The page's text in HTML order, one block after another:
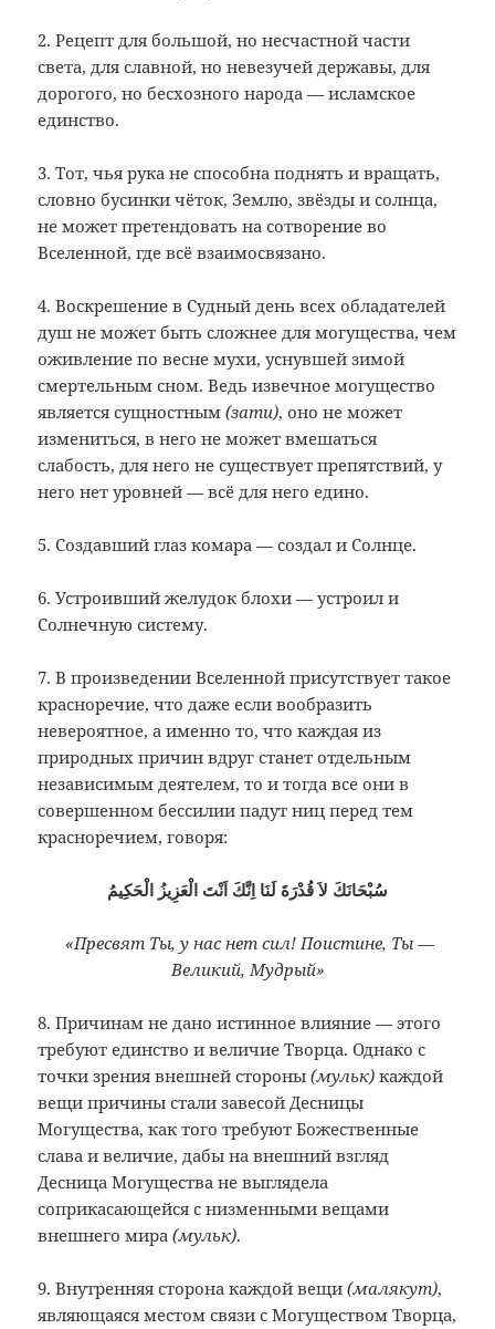
2. Рецепт для большой, но несчастной части
света, для славной, но невезучей державы, для
дорогого, но бесхозного народа — исламское
единство.
3. Тот, чья рука не способна поднять и вращать,
словно бусинки чёток, Землю, звёзды и солнца,
не может претендовать на сотворение во
Вселенной, где всё взаимосвязано.
4. Воскрешение в Судный день всех обладателей
душ не может быть сложнее для могущества, чем
оживление по весне мухи, уснувшей зимой
смертельным сном. Ведь извечное могущество
является сущностным(зати), оно не может
измениться, в него не может вмешаться
слабость, для него не существует препятствий, у
него нет уровней — всё для него едино.
5. Создавший глаз комара — создал и Солнце.
6. Устроивший желудок блохи — устроил и
Солнечную систему.
7. В произведении Вселенной присутствует такое
красноречие, что даже если вообразить
невероятное, а именно то, что каждая из
природных причин вдруг станет отдельным
независимым деятелем, то и тогда все они в
совершенном бессилии падут ниц перед тем
красноречием, говоря:
سُبْحَانَكَ لاَ قُدْرَةَ لَنَا اِنَّكَ اَنْتَ الْعَزِيزُ الْحَكِيمُ
«Пресвят Ты, у нас нет сил! Поистине, Ты —
Великий, Мудрый»
8. Причинам не дано истинное влияние — этого
требуют единство и величие Творца. Однако с
точки зрения внешней стороны(мульк) каждой
вещи причины стали завесой Десницы
Могущества, как того требуют Божественные
слава и величие, дабы на внешний взгляд
Десница Могущества не выглядела
соприкасающейся с низменными вещами
внешнего мира(мульк).
9. Внутренняя сторона каждой вещи(малякут),
являющаяся местом связи с Могуществом Творца,